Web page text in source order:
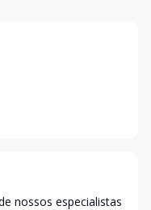
nossos especialistas